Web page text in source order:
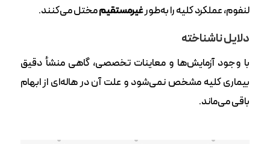
لنفوم، عملکرد کلیه را به‌طورغیرمستقیممختل می‌کنند.
دلایل ناشناخته
با وجود آزمایش‌ها و معاینات تخصصی، گاهی منشأ دقیق
بیماری کلیه مشخص نمی‌شود و علت آن در هاله‌ای از ابهام
باقی می‌ماند.